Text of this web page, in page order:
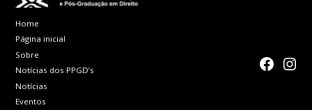
Home
Página inicial
Sobre
Notícias dos PPGD’s
Notícias
Eventos